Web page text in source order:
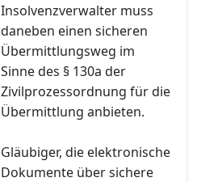
Insolvenzverwalter muss
daneben einen sicheren
Übermittlungsweg im
Sinne des § 130a der
Zivilprozessordnung für die
Übermittlung anbieten.
Gläubiger, die elektronische
Dokumente über sichere